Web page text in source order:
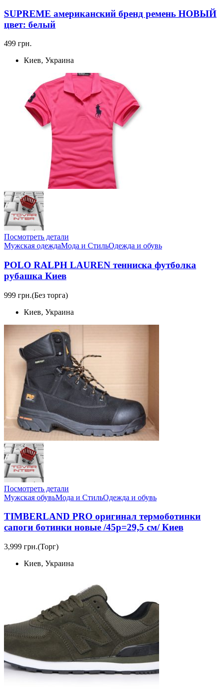
SUPREME американский бренд ремень НОВЫЙ
цвет: белый
499 грн.
Киев, Украина
Посмотреть детали
Мужская одеждаМода и СтильОдежда и обувь
POLO RALPH LAUREN тенниска футболка
рубашка Киев
999 грн.(Без торга)
Киев, Украина
Посмотреть детали
Мужская обувьМода и СтильОдежда и обувь
TIMBERLAND PRO оригинал термоботинки
сапоги ботинки новые /45р=29,5 см/ Киев
3,999 грн.(Торг)
Киев, Украина